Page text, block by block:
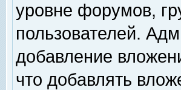
уровне форумов,
пользователей.
добавление
что добавлять